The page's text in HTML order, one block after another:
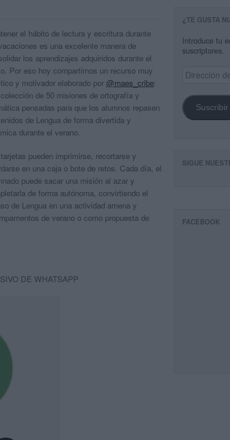
el hábito de lectura y escritura durante
es una excelente manera de
los aprendizajes adquiridos durante el
Por eso hoy compartimos un recurso muy
y motivador elaborado por @maes_cribe:
de 50 misiones de ortografía y
pensadas para que los alumnos repasen
de Lengua de forma divertida y
durante el verano.
pueden imprimirse, recortarse y
en una caja o bote de retos. Cada día, el
puede sacar una misión al azar y
de forma autónoma, convirtiendo el
de Lengua en una actividad amena y
de verano o como propuesta de
DE WHATSAPP
¿TE GUSTA
Introduce tu
suscriptores.
Dirección
de
Suscribir
SIGUE
FACEBOOK